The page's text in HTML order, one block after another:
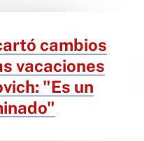
cambios
vacaciones
"Es un